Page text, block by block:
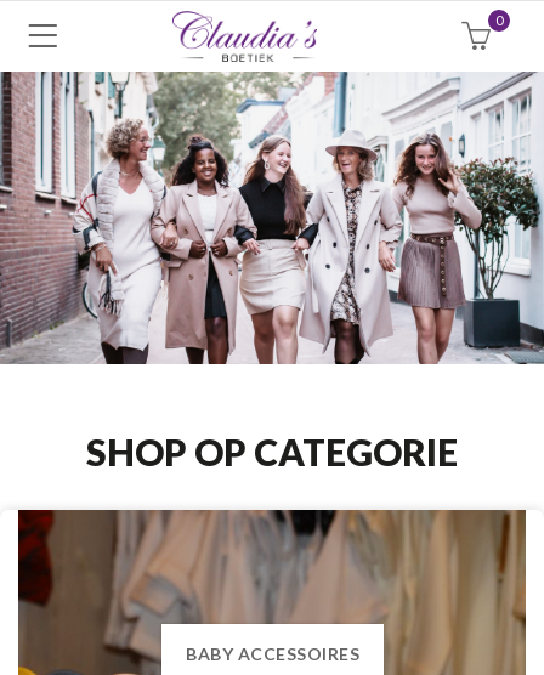
0
SHOP OP CATEGORIE
BABY ACCESSOIRES